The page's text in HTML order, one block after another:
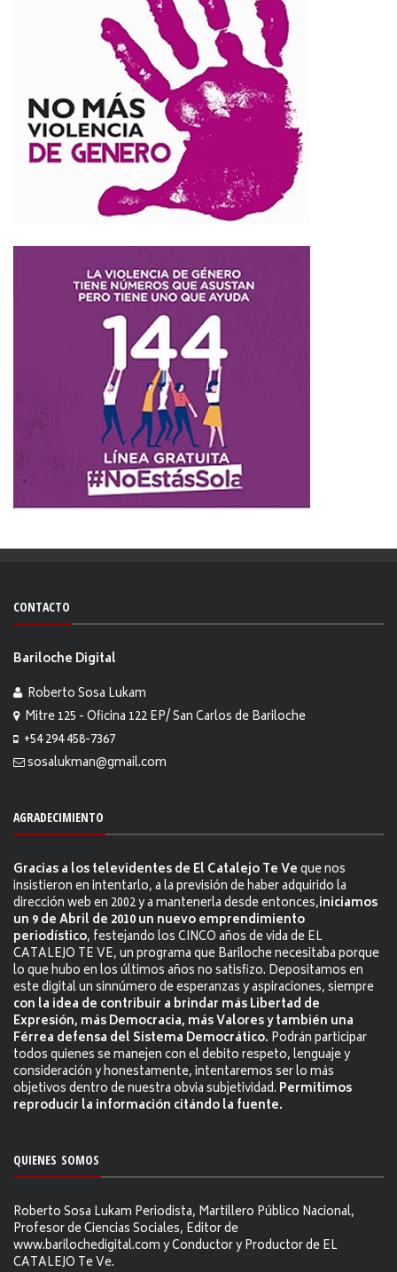
CONTACTO
Bariloche Digital
Roberto Sosa Lukam
Mitre 125 - Oficina 122 EP/ San Carlos de Bariloche
+54 294 458-7367
sosalukman@gmail.com
AGRADECIMIENTO
Gracias a los televidentes de El Catalejo Te Veque nos
insistieron en intentarlo, a la previsión de haber adquirido la
dirección web en 2002 y a mantenerla desde entonces,iniciamos
un 9 de Abril de 2010 un nuevo emprendimiento
periodístico, festejando los CINCO años de vida de EL
CATALEJO TE VE, un programa que Bariloche necesitaba porque
lo que hubo en los últimos años no satisfizo. Depositamos en
este digital un sinnúmero de esperanzas y aspiraciones, siempre
con la idea de contribuir a brindar más Libertad de
Expresión, más Democracia, más Valores y también una
Férrea defensa del Sistema Democrático. Podrán participar
todos quienes se manejen con el debito respeto, lenguaje y
consideración y honestamente, intentaremos ser lo más
objetivos dentro de nuestra obvia subjetividad. Permitimos
reproducir la información citándo la fuente.
QUIENES SOMOS
Roberto Sosa Lukam Periodista, Martillero Público Nacional,
Profesor de Ciencias Sociales, Editor de
www.barilochedigital.com y Conductor y Productor de EL
CATALEJO Te Ve.